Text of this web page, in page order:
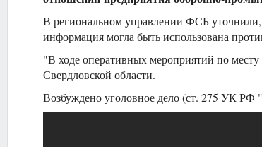
В региональном управлении ФСБ уточнили,
информация могла быть использована
"В ходе оперативных мероприятий по
Свердловской области.
Возбуждено уголовное дело (ст. 275 УК РФ